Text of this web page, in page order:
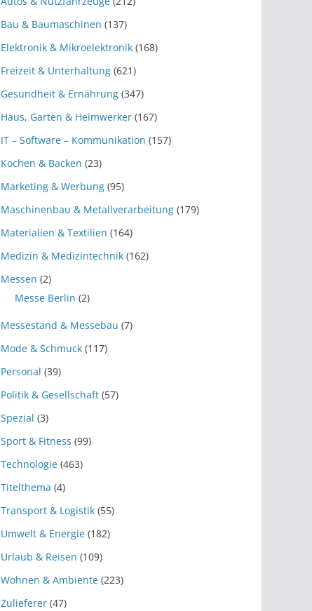
Bau & Baumaschinen (137)
Elektronik & Mikroelektronik (168)
Freizeit & Unterhaltung (621)
Gesundheit & Ernährung (347)
Haus, Garten & Heimwerker (167)
IT – Software – Kommunikation (157)
Kochen & Backen (23)
Marketing & Werbung (95)
Maschinenbau & Metallverarbeitung (179)
Materialien & Textilien (164)
Medizin & Medizintechnik (162)
Messen (2)
Messe Berlin (2)
Messestand & Messebau (7)
Mode & Schmuck (117)
Personal (39)
Politik & Gesellschaft (57)
Spezial (3)
Sport & Fitness (99)
Technologie (463)
Titelthema (4)
Transport & Logistik (55)
Umwelt & Energie (182)
Urlaub & Reisen (109)
Wohnen & Ambiente (223)
Zulieferer (47)